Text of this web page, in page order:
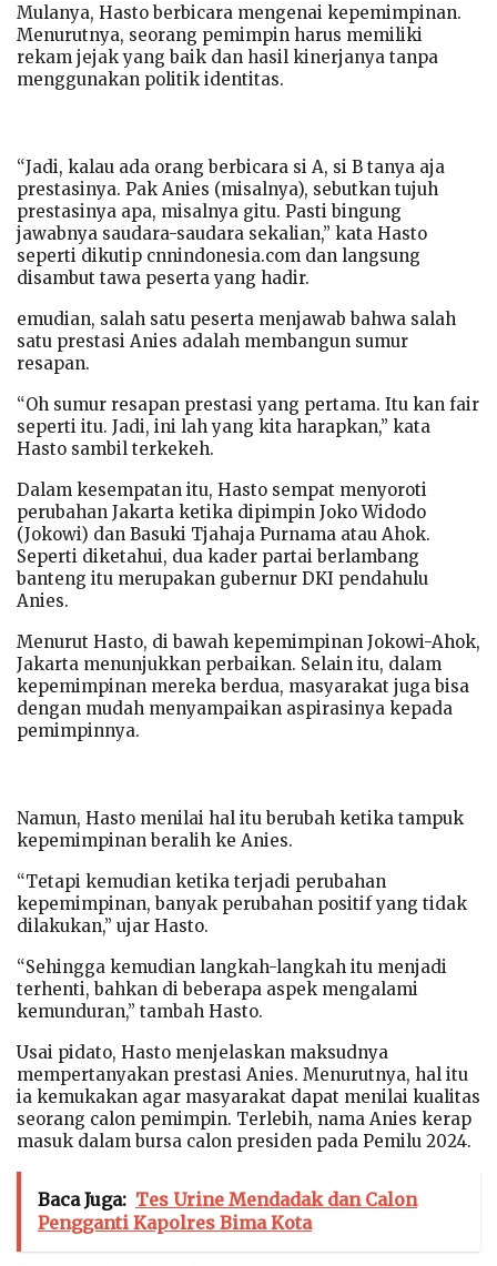
Mulanya, Hasto berbicara mengenai kepemimpinan.
Menurutnya, seorang pemimpin harus memiliki
rekam jejak yang baik dan hasil kinerjanya tanpa
menggunakan politik identitas.
“Jadi, kalau ada orang berbicara si A, si B tanya aja
prestasinya. Pak Anies (misalnya), sebutkan tujuh
prestasinya apa, misalnya gitu. Pasti bingung
jawabnya saudara-saudara sekalian,” kata Hasto
seperti dikutip cnnindonesia.com dan langsung
disambut tawa peserta yang hadir.
emudian, salah satu peserta menjawab bahwa salah
satu prestasi Anies adalah membangun sumur
resapan.
“Oh sumur resapan prestasi yang pertama. Itu kan fair
seperti itu. Jadi, ini lah yang kita harapkan,” kata
Hasto sambil terkekeh.
Dalam kesempatan itu, Hasto sempat menyoroti
perubahan Jakarta ketika dipimpin Joko Widodo
(Jokowi) dan Basuki Tjahaja Purnama atau Ahok.
Seperti diketahui, dua kader partai berlambang
banteng itu merupakan gubernur DKI pendahulu
Anies.
Menurut Hasto, di bawah kepemimpinan Jokowi-Ahok,
Jakarta menunjukkan perbaikan. Selain itu, dalam
kepemimpinan mereka berdua, masyarakat juga bisa
dengan mudah menyampaikan aspirasinya kepada
pemimpinnya.
Namun, Hasto menilai hal itu berubah ketika tampuk
kepemimpinan beralih ke Anies.
“Tetapi kemudian ketika terjadi perubahan
kepemimpinan, banyak perubahan positif yang tidak
dilakukan,” ujar Hasto.
“Sehingga kemudian langkah-langkah itu menjadi
terhenti, bahkan di beberapa aspek mengalami
kemunduran,” tambah Hasto.
Usai pidato, Hasto menjelaskan maksudnya
mempertanyakan prestasi Anies. Menurutnya, hal itu
ia kemukakan agar masyarakat dapat menilai kualitas
seorang calon pemimpin. Terlebih, nama Anies kerap
masuk dalam bursa calon presiden pada Pemilu 2024.
Baca Juga: Tes Urine Mendadak dan Calon
Pengganti Kapolres Bima Kota